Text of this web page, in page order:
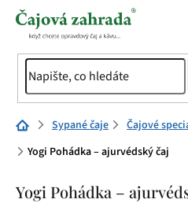
Přejít
Domů Sypané čaje Čajové
Yogi Pohádka – ajurvédský čaj
Yogi Pohádka –